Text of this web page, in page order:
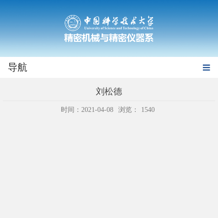
导航
刘松德
时间：2021-04-08 浏览： 1540